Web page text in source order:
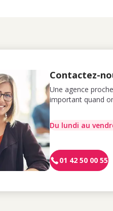
Contactez-
Une agence
important quand
Du lundi au
01 42 50 00 55